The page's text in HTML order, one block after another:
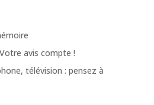
avis compte !
télévision : pensez à